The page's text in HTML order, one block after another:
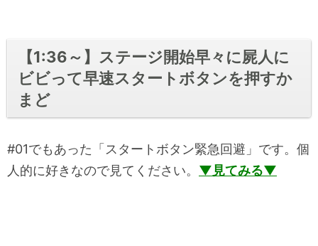
【1:36～】ステージ開始早々に屍人に
ビビって早速スタートボタンを押すか
まど
#01でもあった「スタートボタン緊急回避」です。個
人的に好きなので見てください。 ▼見てみる▼